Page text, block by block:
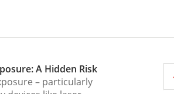
A Hidden Risk
– particularly